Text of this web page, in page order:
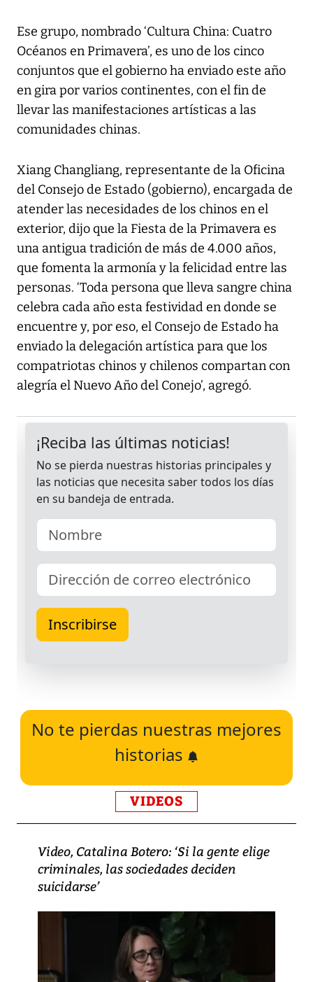
Ese grupo, nombrado ‘Cultura China: Cuatro
Océanos en Primavera’, es uno de los cinco
conjuntos que el gobierno ha enviado este año
en gira por varios continentes, con el fin de
llevar las manifestaciones artísticas a las
comunidades chinas.
Xiang Changliang, representante de la Oficina
del Consejo de Estado (gobierno), encargada de
atender las necesidades de los chinos en el
exterior, dijo que la Fiesta de la Primavera es
una antigua tradición de más de 4.000 años,
que fomenta la armonía y la felicidad entre las
personas. ‘Toda persona que lleva sangre china
celebra cada año esta festividad en donde se
encuentre y, por eso, el Consejo de Estado ha
enviado la delegación artística para que los
compatriotas chinos y chilenos compartan con
alegría el Nuevo Año del Conejo’, agregó.
No te pierdas nuestras mejores
historias
VIDEOS
Video, Catalina Botero: ‘Si la gente elige
criminales, las sociedades deciden
suicidarse’